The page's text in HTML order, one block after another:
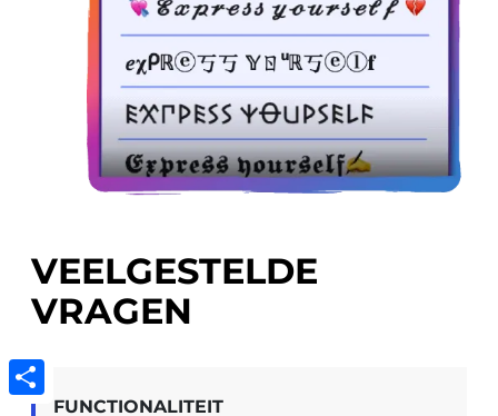
VEELGESTELDE
VRAGEN
FUNCTIONALITEIT